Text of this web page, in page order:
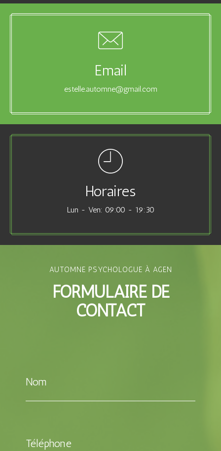
Email
estelle.automne@gmail.com
Horaires
Lun - Ven: 09:00 - 19:30
AUTOMNE PSYCHOLOGUE À AGEN
FORMULAIRE DE
CONTACT
Nom
Téléphone